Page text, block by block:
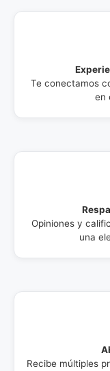
Te conectamos
en
Opiniones y
una
Recibe múltiples